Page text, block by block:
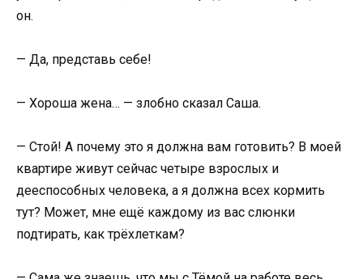
он.
— Да, представь себе!
— Хороша жена… — злобно сказал Саша.
— Стой! А почему это я должна вам готовить? В моей
квартире живут сейчас четыре взрослых и
дееспособных человека, а я должна всех кормить
тут? Может, мне ещё каждому из вас слюнки
подтирать, как трёхлеткам?